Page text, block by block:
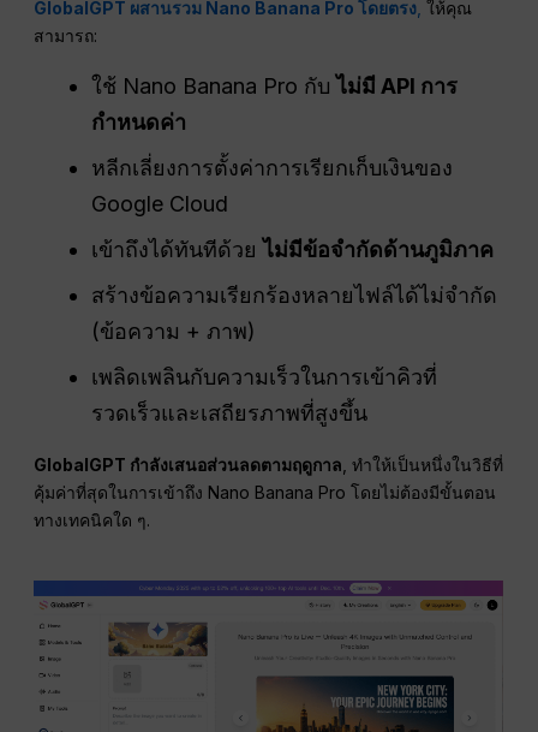
GlobalGPT ผสานรวม Nano Banana Pro โดยตรง ให้คุณ
สามารถ:
ใช้ Nano Banana Pro กับไม่มี API การ
กำหนดค่า
หลีกเลี่ยงการตั้งค่าการเรียกเก็บเงินของ
Google Cloud
เข้าถึงได้ทันทีด้วยไม่มีข้อจำกัดด้านภูมิภาค
สร้างข้อความเรียกร้องหลายไฟล์ได้ไม่จำกัด
(ข้อความ + ภาพ)
เพลิดเพลินกับความเร็วในการเข้าคิวที่
รวดเร็วและเสถียรภาพที่สูงขึ้น
GlobalGPT กำลังเสนอส่วนลดตามฤดูกาล , ทำให้เป็นหนึ่งในวิธีที่
คุ้มค่าที่สุดในการเข้าถึง Nano Banana Pro โดยไม่ต้องมีขั้นตอน
ทางเทคนิคใด ๆ.